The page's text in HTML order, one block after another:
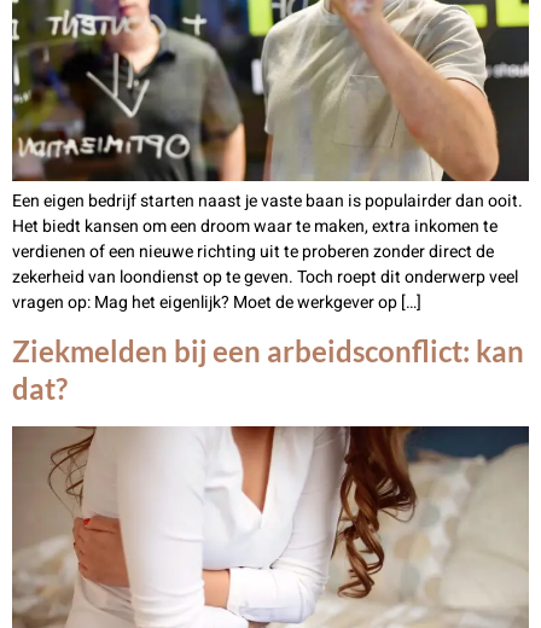
Een eigen bedrijf starten naast je vaste baan is populairder dan ooit.
Het biedt kansen om een droom waar te maken, extra inkomen te
verdienen of een nieuwe richting uit te proberen zonder direct de
zekerheid van loondienst op te geven. Toch roept dit onderwerp veel
vragen op: Mag het eigenlijk? Moet de werkgever op […]
Ziekmelden bij een arbeidsconflict: kan
dat?